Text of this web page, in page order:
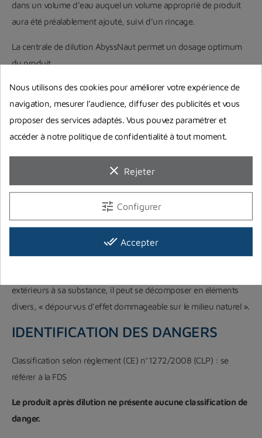
dans un volume d’eau auquel un volume approprié de produit
aura été préalablement ajouté, suivi d’un rinçage.
La centrale de dilution AbyssNaut permet un dosage optimum
du produit.
CONDITIONNEMENTS
Les produits sont disponibles selon les conditionnements :
Bouillotte de 100mL
Flacon de 1L avec doseur intégré
les solutions doivent être déversées dans un réseau eaux usées.
extérieurs à sa substance, il peut se décomposer en éléments
divers, « dépourvus d’effet dommageable sur le milieu naturel ».
IDENTIFICATION DES DANGERS
Classification selon règlement (CE) n°1272/2008 (CLP) : se
référer à la FDS
Le produit après dilution ne présente aucune classification de
danger.
Nous utilisons des cookies pour améliorer votre expérience de
navigation, mesurer l’audience, diffuser des publicités et vous
proposer des services adaptés. Vous pouvez paramétrer et
accéder à notre politique de confidentialité à tout moment.
clear Rejeter
tune Configurer
done_all Accepter